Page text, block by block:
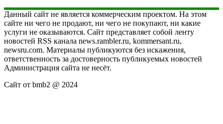
Данный сайт не является коммерческим проектом. На этом
сайте ни чего не продают, ни чего не покупают, ни какие
услуги не оказываются. Сайт представляет собой ленту
новостей RSS канала news.rambler.ru, kommersant.ru,
newsru.com. Материалы публикуются без искажения,
ответственность за достоверность публикуемых новостей
Администрация сайта не несёт.
Сайт от bmb2 @ 2024